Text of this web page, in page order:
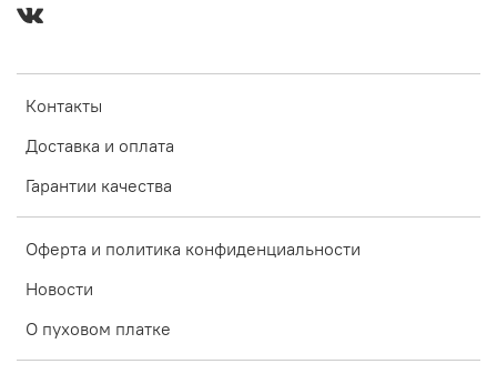
Контакты
Доставка и оплата
Гарантии качества
Оферта и политика конфиденциальности
Новости
О пуховом платке